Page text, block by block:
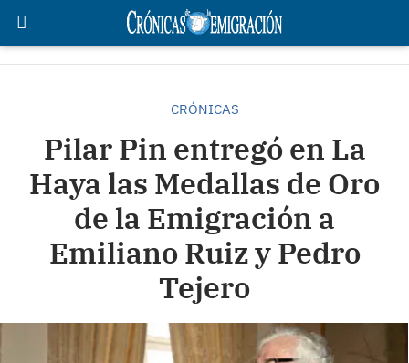
CRÓNICAS
Pilar Pin entregó en La
Haya las Medallas de Oro
de la Emigración a
Emiliano Ruiz y Pedro
Tejero